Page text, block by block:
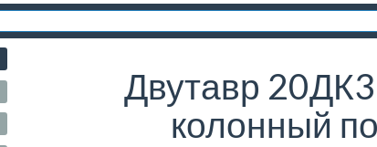
Двутавр
колонный